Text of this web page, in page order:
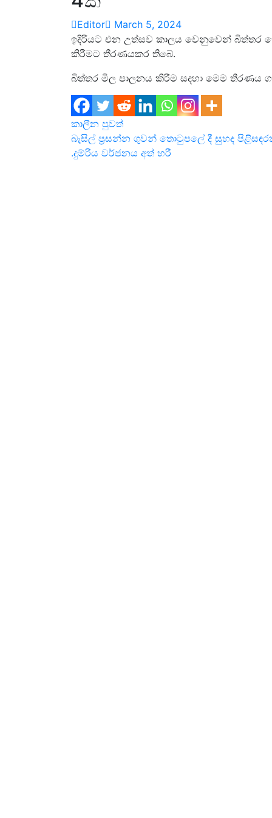
Editor
March 5, 2024
ඉදිරියට එන උත්සව කාලය වෙනුවෙන්
කිරීමට තීරණයකර තිබේ.
බිත්තර මිල පාලනය කිරීම සදහා මෙම තීරණය
කාලීන පුවත්
Post
navigation
බැසිල් ප්‍රසන්න ගුවන් තොටුපලේ දී සුහද
.දුම්රිය වර්ජනය අත් හරී